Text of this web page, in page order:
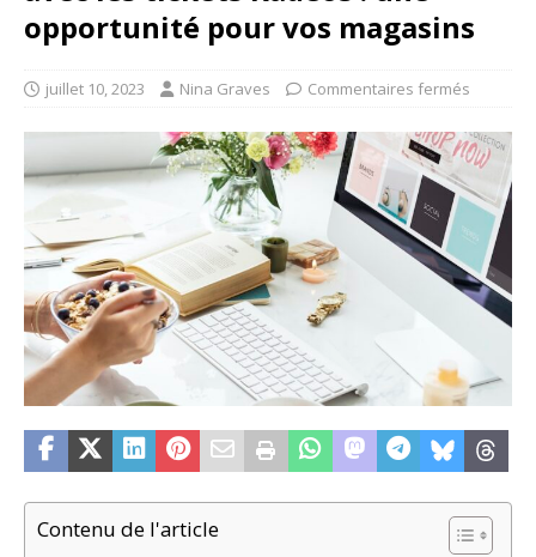
opportunité pour vos magasins
juillet 10, 2023 Nina Graves Commentaires fermés
Contenu de l'article